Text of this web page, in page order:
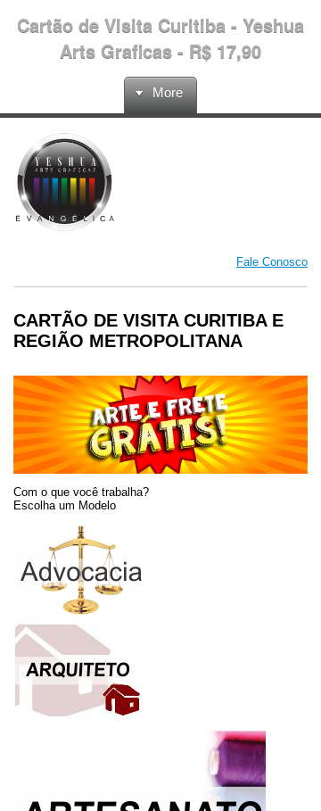
Cartão de Visita Curitiba - Yeshua
Arts Graficas - R$ 17,90
More
Fale Conosco
CARTÃO DE VISITA CURITIBA E
REGIÃO METROPOLITANA
Com o que você trabalha?
Escolha um Modelo